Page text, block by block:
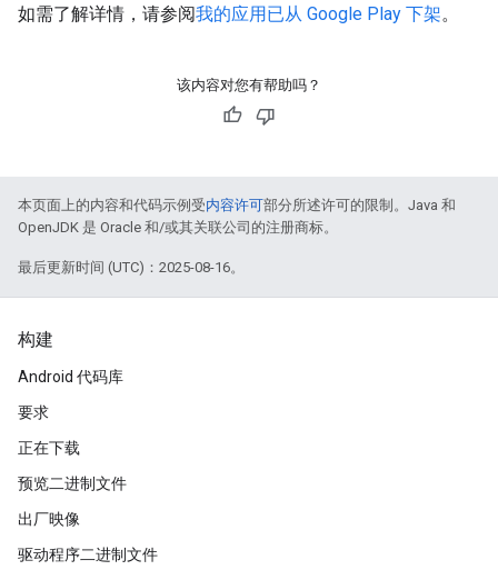
如需了解详情，请参阅我的应用已从 Google Play 下架。
该内容对您有帮助吗？
本页面上的内容和代码示例受内容许可部分所述许可的限制。Java 和
OpenJDK 是 Oracle 和/或其关联公司的注册商标。
最后更新时间 (UTC)：2025-08-16。
构建
Android 代码库
要求
正在下载
预览二进制文件
出厂映像
驱动程序二进制文件